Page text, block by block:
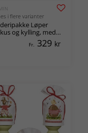
i flere varianter
Løper
og kylling, med
Fr. 329 kr